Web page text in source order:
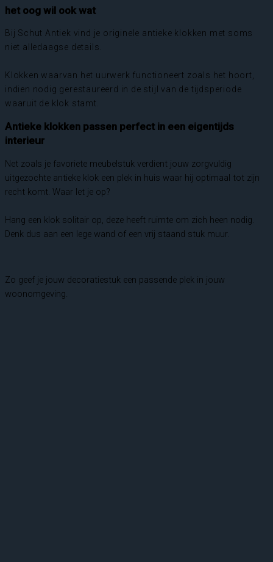
het oog wil ook wat
Bij Schut Antiek vind je originele antieke klokken met soms
niet alledaagse details.
Klokken waarvan het uurwerk functioneert zoals het hoort,
indien nodig gerestaureerd in de stijl van de tijdsperiode
waaruit de klok stamt.
Antieke klokken passen perfect in een eigentijds
interieur
Net zoals je favoriete meubelstuk verdient jouw zorgvuldig
uitgezochte antieke klok een plek in huis waar hij optimaal tot zijn
recht komt. Waar let je op?
Hang een klok solitair op, deze heeft ruimte om zich heen nodig.
Denk dus aan een lege wand of een vrij staand stuk muur.
Zo geef je jouw decoratiestuk een passende plek in jouw
woonomgeving.